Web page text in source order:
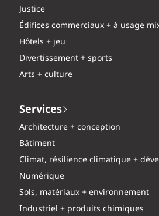
Justice
Édifices commerciaux + à usage
Hôtels + jeu
Divertissement + sports
Arts + culture
Services
Architecture + conception
Bâtiment
Climat, résilience climatique +
Numérique
Sols, matériaux + environnement
Industriel + produits chimiques